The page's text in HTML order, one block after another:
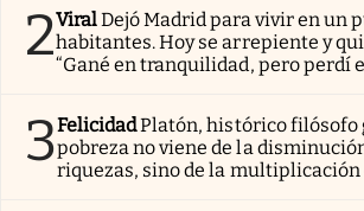
2ViralDejó Madrid para vivir en un
habitantes. Hoy se arrepiente y
“Gané en tranquilidad, pero perdí
3FelicidadPlatón, histórico filósofo
pobreza no viene de la
riquezas, sino de la multiplicación